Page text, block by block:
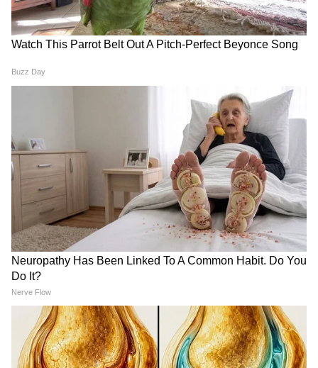
Related Articles
Lionel Messi: সোমবারই বিশ্বকাপে সর্বাধিক
গোলদাতা হয়ে যাবেন মেসি? রেকর্ডের অপেক্ষায়
অনুরাগীরা
Spain vs Saudi Arabia: সৌদি আরবকে ৪ গোল,
বিশ্বকাপ ফুটবলে ছন্দে ফিরল স্পেন
আরও খবরের আপডেট পেতে চোখ রাখুন
আমাদের হোয়াটসঅ্যাপ চ্যানেলে, ক্লিক করুন
এখানে।
India vs Pakistan: প্রকাশিত
মহিলাদের এশিয়া কাপের সূচি,
জেনে নিন ভারত-পাকিস্তান
ম্যাচের তারিখ
ভিনিসিয়াস জুনিয়র?